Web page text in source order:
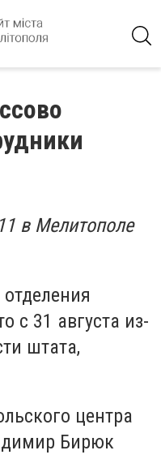
в Мелитополе
с 31 августа из-
штата,
центра
Бирюк